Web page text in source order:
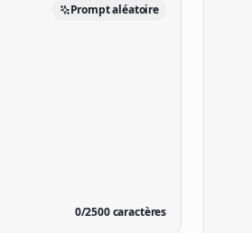
Prompt aléatoire
0/2500caractères